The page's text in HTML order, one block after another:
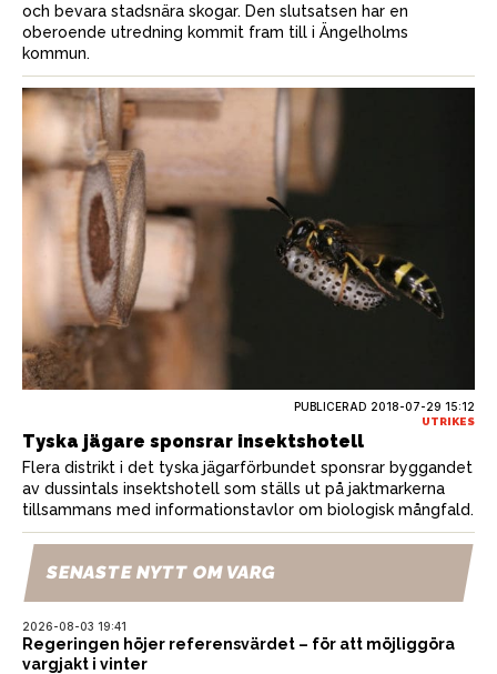
och bevara stadsnära skogar. Den slutsatsen har en
oberoende utredning kommit fram till i Ängelholms
kommun.
PUBLICERAD 2018-07-29 15:12
UTRIKES
Tyska jägare sponsrar insektshotell
Flera distrikt i det tyska jägarförbundet sponsrar byggandet
av dussintals insektshotell som ställs ut på jaktmarkerna
tillsammans med informationstavlor om biologisk mångfald.
SENASTE NYTT OM VARG
2026-08-03 19:41
Regeringen höjer referensvärdet – för att möjliggöra
vargjakt i vinter